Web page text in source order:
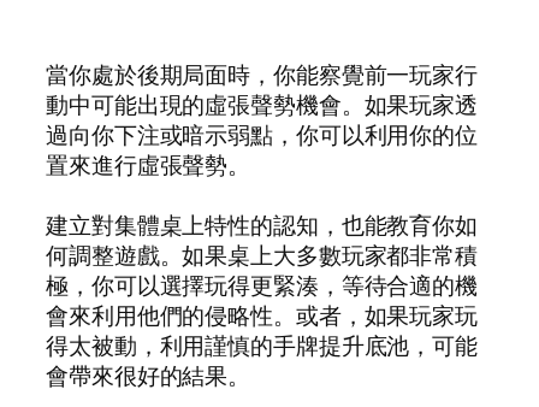
當你處於後期局面時，你能察覺前一玩家行
動中可能出現的虛張聲勢機會。如果玩家透
過向你下注或暗示弱點，你可以利用你的位
置來進行虛張聲勢。
建立對集體桌上特性的認知，也能教育你如
何調整遊戲。如果桌上大多數玩家都非常積
極，你可以選擇玩得更緊湊，等待合適的機
會來利用他們的侵略性。或者，如果玩家玩
得太被動，利用謹慎的手牌提升底池，可能
會帶來很好的結果。